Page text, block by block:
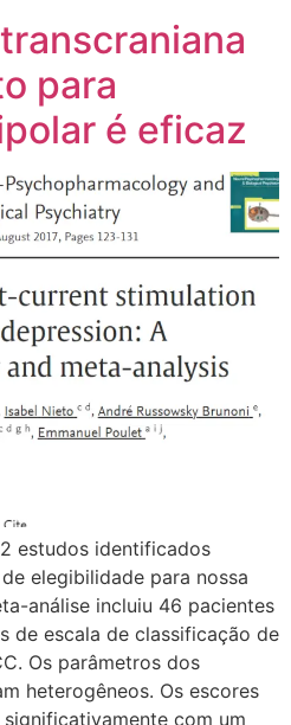
para
é eficaz
estudos identificados
elegibilidade para nossa
análise incluiu 46 pacientes
de escala de classificação de
Os parâmetros dos
heterogêneos. Os escores
com um